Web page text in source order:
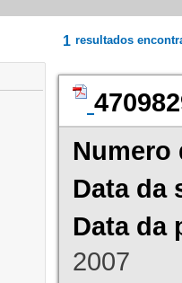
1 resultados
Numero
Data da
Data da
2007